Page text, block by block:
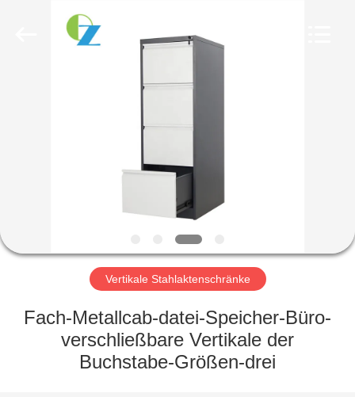
FABRIK-
AUSFLUG
QUALITÄTSKONTROLLE
Vertikale Stahlaktenschränke
Fach-Metallcab-datei-Speicher-Büro-
verschließbare Vertikale der
Buchstabe-Größen-drei